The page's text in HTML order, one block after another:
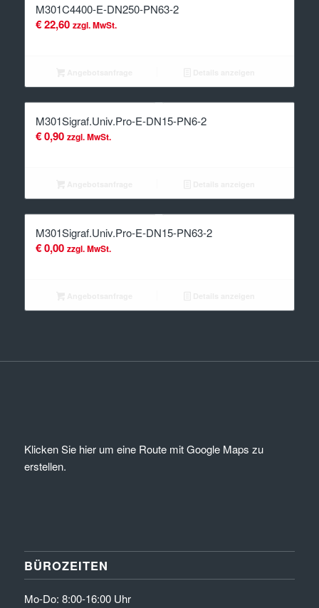
M301C4400-E-DN250-PN63-2
€22,60 zzgl. MwSt.
M301Sigraf.Univ.Pro-E-DN15-PN6-2
€0,90 zzgl. MwSt.
M301Sigraf.Univ.Pro-E-DN15-PN63-2
€0,00 zzgl. MwSt.
Klicken Sie hier um eine Route mit Google Maps zu
erstellen.
BÜROZEITEN
Mo-Do: 8:00-16:00 Uhr